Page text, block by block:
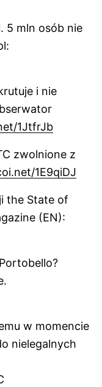
5 mln osób nie
i nie
1JtfrJb
zwolnione z
1E9qiDJ
the State of
(EN):
w momencie
nielegalnych